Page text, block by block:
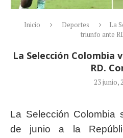
Inicio Deportes
La
triunfo ante
La Selección
RD.
23 junio,
La Selección Colombia
de junio a la